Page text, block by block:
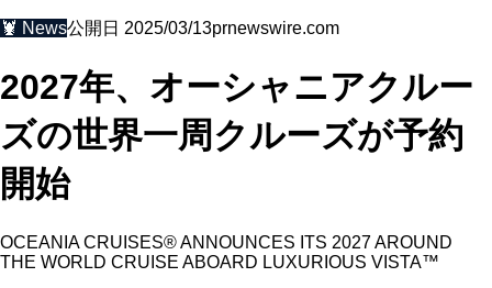
🦞 News公開日 2025/03/13prnewswire.com
2027年、オーシャニアクルー
ズの世界一周クルーズが予約
開始
OCEANIA CRUISES® ANNOUNCES ITS 2027 AROUND
THE WORLD CRUISE ABOARD LUXURIOUS VISTA™